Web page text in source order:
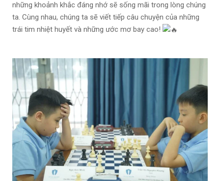
những khoảnh khắc đáng nhớ sẽ sống mãi trong lòng chúng
ta. Cùng nhau, chúng ta sẽ viết tiếp câu chuyện của những
trái tim nhiệt huyết và những ước mơ bay cao!